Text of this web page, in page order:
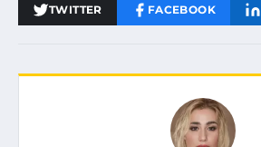
TWITTER FACEBOOK